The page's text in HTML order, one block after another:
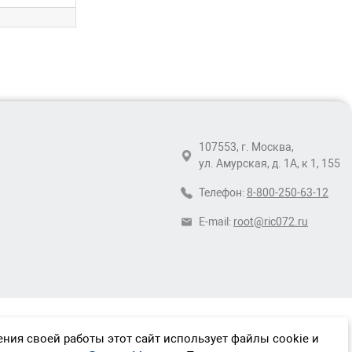
107553, г. Москва,
ул. Амурская, д. 1А, к 1, 155
Телефон: 8-800-250-63-12
E-mail: root@ric072.ru
своей работы этот сайт использует файлы cookie и